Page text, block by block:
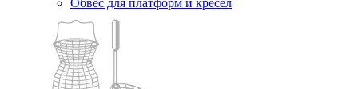
Обвес для платформ и кресел